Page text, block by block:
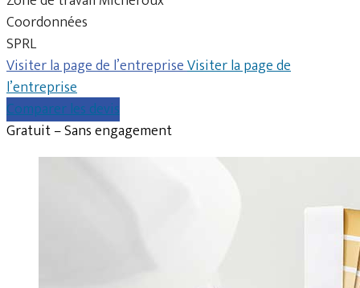
Coordonnées
SPRL
Visiter la page de l’entrepriseVisiter la page de
l’entreprise
Comparer les devis
Gratuit – Sans engagement